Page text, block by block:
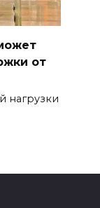
от
нагрузки